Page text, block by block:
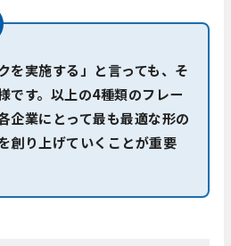
を実施する」と言っても、そ
です。以上の4種類のフレー
企業にとって最も最適な形の
創り上げていくことが重要